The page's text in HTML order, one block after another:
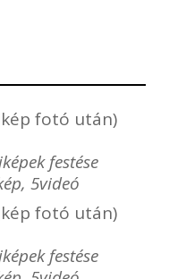
fotó után)
festése
5videó
fotó után)
festése